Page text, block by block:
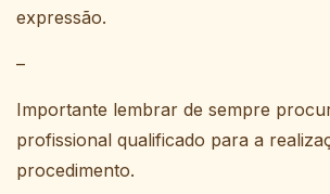
expressão.
–
Importante lembrar de sempre
profissional qualificado para a
procedimento.